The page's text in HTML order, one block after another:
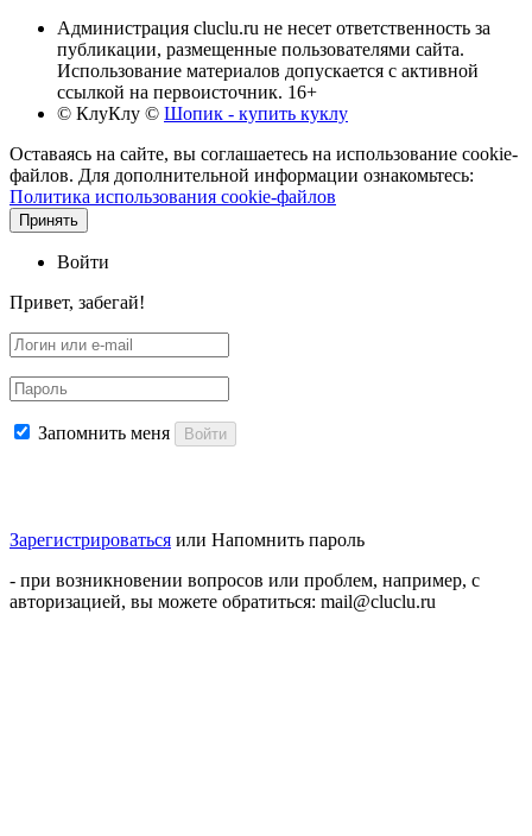
Администрация cluclu.ru не несет ответственность за
публикации, размещенные пользователями сайта.
Использование материалов допускается с активной
ссылкой на первоисточник. 16+
© КлуКлу © Шопик - купить куклу
Оставаясь на сайте, вы соглашаетесь на использование cookie-
файлов. Для дополнительной информации ознакомьтесь:
Политика использования cookie-файлов
Принять
Войти
Привет, забегай!
Запомнить меня Войти
Зарегистрироваться или Напомнить пароль
- при возникновении вопросов или проблем, например, с
авторизацией, вы можете обратиться: mail@cluclu.ru